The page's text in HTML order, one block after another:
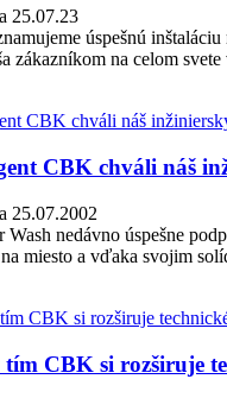
25.07.23
úspešnú
zákazníkom na celom
CBK chváli náš
25.07.2002
nedávno úspešne
miesto a vďaka svojim
CBK si rozširuje